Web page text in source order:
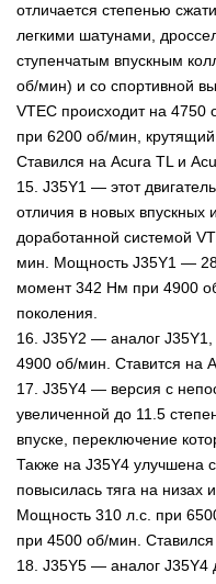
отличается степенью
легкими шатунами,
ступенчатым впускным
об/мин) и со спортивной
VTEC происходит на
при 6200 об/мин,
Ставился на Acura TL и
15. J35Y1 — этот
отличия в новых впускных
доработанной системой
мин. Мощность J35Y1 —
момент 342 Нм при 4900
поколения.
16. J35Y2 — аналог
4900 об/мин. Ставится на
17. J35Y4 — версия с
увеличенной до 11.5
впуске, переключение
Также на J35Y4 улучшена
повысилась тяга на низах
Мощность 310 л.с. при
при 4500 об/мин.
18. J35Y5 — аналог J35Y4